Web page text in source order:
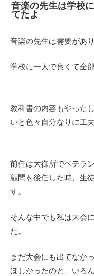
音楽の先生は学校
てたよ
音楽の先生は需要があり
学校に一人で良くて全
教科書の内容もやった
いと色々自分なりに工
前任は大御所でベテラ
顧問を後任した時、生
す。
そんな中でも私は大会
た。
まだ大会にも出てなか
ほしかったのと、いろ